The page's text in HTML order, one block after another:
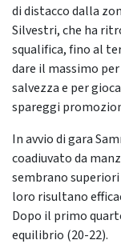
di distacco dalla
Silvestri, che ha
squalifica, fino al
dare il massimo
salvezza e per
spareggi
In avvio di gara
coadiuvato da
sembrano superiori
loro risultano
Dopo il primo
equilibrio (20-22).